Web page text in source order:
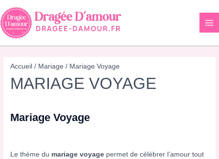
Aller
au
contenu
Accueil / Mariage / Mariage Voyage
MARIAGE VOYAGE
Mariage Voyage
Le thème du mariage voyage permet de célébrer l’amour tout